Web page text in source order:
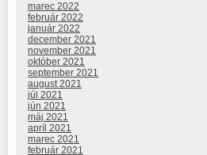
marec 2022
február 2022
január 2022
december 2021
november 2021
október 2021
september 2021
august 2021
júl 2021
jún 2021
máj 2021
apríl 2021
marec 2021
február 2021